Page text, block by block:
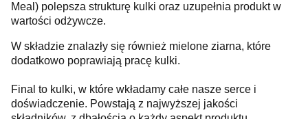
Meal) polepsza strukturę kulki oraz uzupełnia produkt w
wartości odżywcze.
W składzie znalazły się również mielone ziarna, które
dodatkowo poprawiają pracę kulki.
Final to kulki, w które wkładamy całe nasze serce i
doświadczenie. Powstają z najwyższej jakości